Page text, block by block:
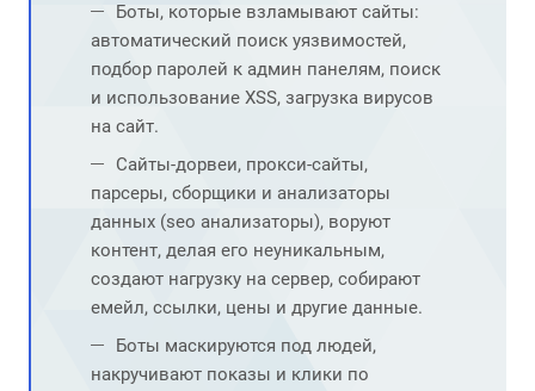
Боты, которые взламывают сайты:
автоматический поиск уязвимостей,
подбор паролей к админ панелям, поиск
и использование XSS, загрузка вирусов
на сайт.
Сайты-дорвеи, прокси-сайты,
парсеры, сборщики и анализаторы
данных (seo анализаторы), воруют
контент, делая его неуникальным,
создают нагрузку на сервер, собирают
емейл, ссылки, цены и другие данные.
Боты маскируются под людей,
накручивают показы и клики по